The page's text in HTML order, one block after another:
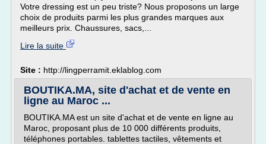
Votre dressing est un peu triste? Nous proposons un large
choix de produits parmi les plus grandes marques aux
meilleurs prix. Chaussures, sacs,...
Lire la suite
Site : http://lingperramit.eklablog.com
BOUTIKA.MA, site d'achat et de vente en
ligne au Maroc ...
BOUTIKA.MA est un site d'achat et de vente en ligne au
Maroc, proposant plus de 10 000 différents produits,
téléphones portables. tablettes tactiles, vêtements et